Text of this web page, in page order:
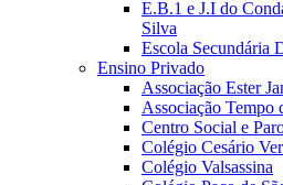
E.B.1 e J.I do
Silva
Escola Secundária
Ensino Privado
Associação Ester
Associação Tempo
Centro Social e
Colégio Cesário
Colégio Valsassina